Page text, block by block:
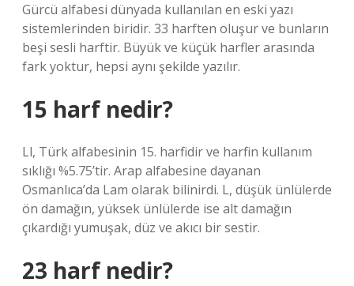
Gürcü alfabesi dünyada kullanılan en eski yazı
sistemlerinden biridir. 33 harften oluşur ve bunların
beşi sesli harftir. Büyük ve küçük harfler arasında
fark yoktur, hepsi aynı şekilde yazılır.
15 harf nedir?
Ll, Türk alfabesinin 15. harfidir ve harfin kullanım
sıklığı %5.75’tir. Arap alfabesine dayanan
Osmanlıca’da Lam olarak bilinirdi. L, düşük ünlülerde
ön damağın, yüksek ünlülerde ise alt damağın
çıkardığı yumuşak, düz ve akıcı bir sestir.
23 harf nedir?